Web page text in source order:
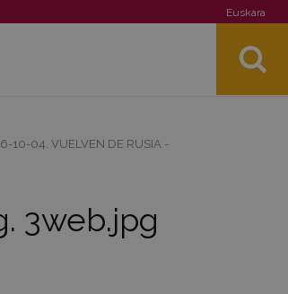
Euskara
10-04. VUELVEN DE RUSIA -
3web.jpg